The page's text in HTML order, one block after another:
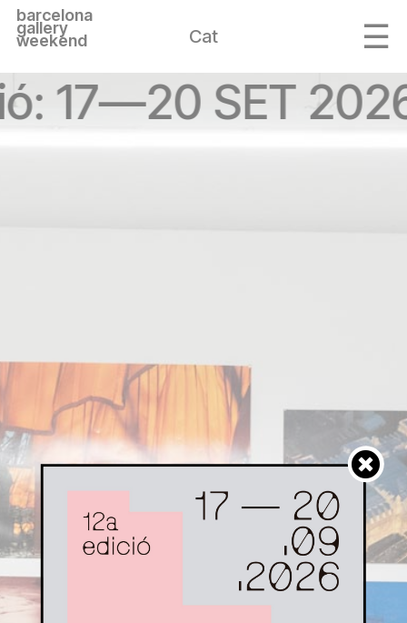
barcelona
gallery
weekend Cat
17—20 SET